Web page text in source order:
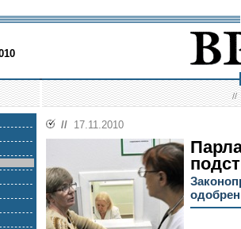
//
// 17.11.2010